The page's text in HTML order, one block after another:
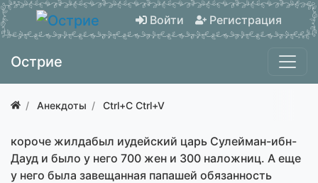
Войти Регистрация
Острие
Анекдоты Ctrl+C Ctrl+V
короче жилдабыл иудейский царь Сулейман-ибн-
Дауд и было у него 700 жен и 300 наложниц. А еще
у него была завещанная папашей обязанность